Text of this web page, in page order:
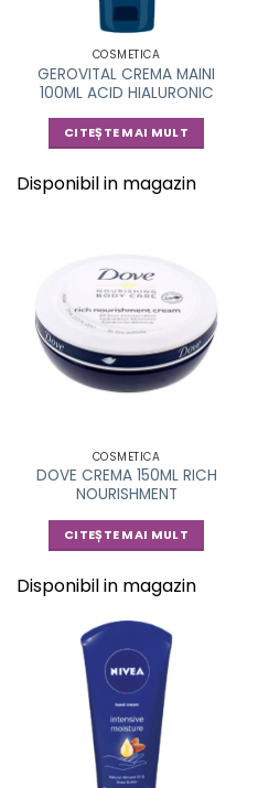
COSMETICA
GEROVITAL CREMA MAINI
100ML ACID HIALURONIC
CITEȘTE MAI MULT
Disponibil in magazin
COSMETICA
DOVE CREMA 150ML RICH
NOURISHMENT
CITEȘTE MAI MULT
Disponibil in magazin